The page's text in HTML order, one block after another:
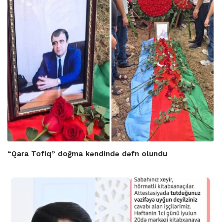
“Qara Tofiq” doğma kəndində dəfn olundu